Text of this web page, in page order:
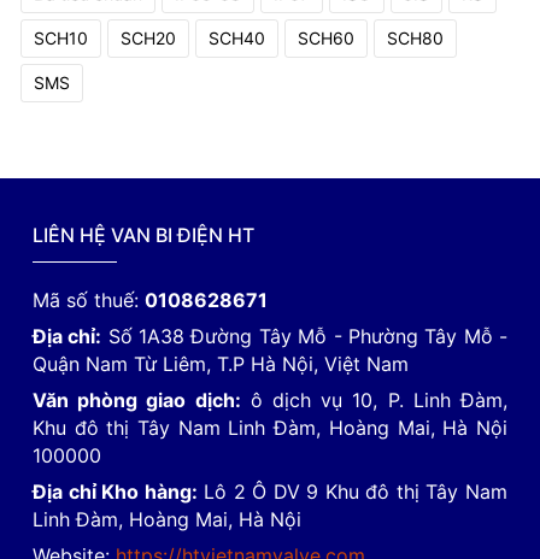
SCH10 SCH20 SCH40 SCH60 SCH80
SMS
LIÊN HỆ VAN BI ĐIỆN HT
Mã số thuế: 0108628671
Địa chỉ: Số 1A38 Đường Tây Mỗ - Phường Tây Mỗ -
Quận Nam Từ Liêm, T.P Hà Nội, Việt Nam
Văn phòng giao dịch: ô dịch vụ 10, P. Linh Đàm,
Khu đô thị Tây Nam Linh Đàm, Hoàng Mai, Hà Nội
100000
Địa chỉ Kho hàng: Lô 2 Ô DV 9 Khu đô thị Tây Nam
Linh Đàm, Hoàng Mai, Hà Nội